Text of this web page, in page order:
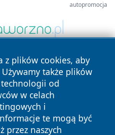
autopromocja
z plików cookies, aby
Używamy także plików
od
w celach
i
te mogą być
przez naszych
Wszystkie prawa